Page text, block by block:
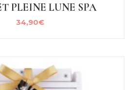
PLEINE LUNE SPA
34,90€